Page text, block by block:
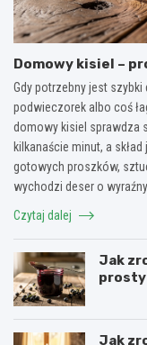
Domowy kisiel –
Gdy potrzebny jest szybki
podwieczorek albo coś
domowy kisiel sprawdza
kilkanaście minut, a
gotowych proszków,
wychodzi deser o
Czytaj dalej
Jak
prosty
Jak